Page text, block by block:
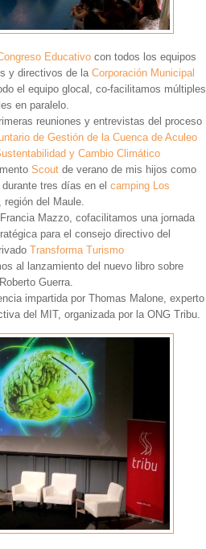
Educativo con todos los equipos
y directivos de la Corporación Municipal
el equipo glocal, co-facilitamos múltiples
en paralelo.
reuniones y entrevistas del proceso
de Gestión de la Cuenca de Aculeo
y Cambio Climático
Scout de verano de mis hijos como
tres días en el camping Los
, región del Maule.
Mazzo, cofacilitamos una jornada
para el consejo directivo del
Transforma Turismo
al lanzamiento del nuevo libro sobre
Guerra.
impartida por Thomas Malone, experto
del MIT, organizada por la ONG Tribu.